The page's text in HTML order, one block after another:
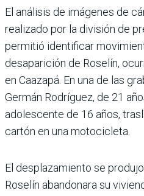
El análisis de imágenes de
realizado por la división de
permitió identificar
desaparición de Roselín,
en Caazapá. En una de las
Germán Rodríguez, de 21
adolescente de 16 años,
cartón en una motocicleta.
El desplazamiento se
Roselín abandonara su